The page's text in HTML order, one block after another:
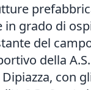
grado di
del
della
con